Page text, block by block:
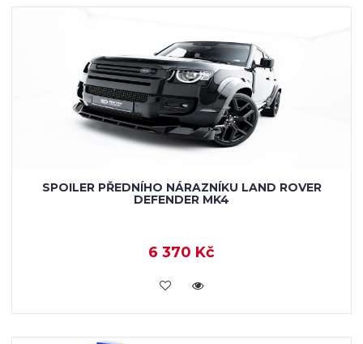
SPOILER PŘEDNÍHO NÁRAZNÍKU LAND ROVER
DEFENDER MK4
6 370 Kč
KOUPIT